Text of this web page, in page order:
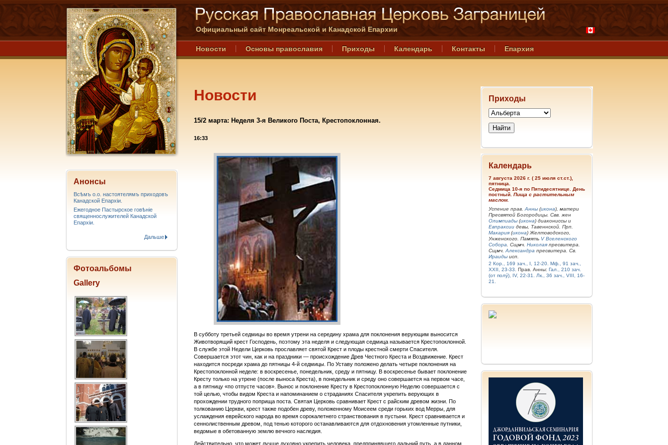
Официальный сайт Монреальской и Канадской Епархии
Новости Основы православия Приходы Календарь Контакты Епархия
Приходы
Календарь
7 августа 2026 г. ( 25 июля ст.ст.),
пятница.
Седмица 10-я по Пятидесятнице. День
постный. Пища с растительным
маслом.
Успение прав. Анны (икона), матери
Пресвятой Богородицы. Свв. жен
Олимпиады (икона) диакониссы и
Евпраксии девы, Тавеннской. Прп.
Макария (икона) Желтоводского,
Унженского. Память V Вселенского
Собора . Сщмч. Николая пресвитера.
Сщмч. Александра пресвитера. Св.
Ираиды исп.
2 Кор., 169 зач., I, 12-20. Мф., 91 зач.,
XXII, 23-33.
Прав. Анны: Гал., 210 зач.
(от полу́), IV, 22-31.
Лк., 36 зач., VIII, 16-
21.
Новости
15/2 марта: Неделя 3-я Великого Поста, Крестопоклонная.
16:33
В субботу третьей седмицы во время утрени на середину храма для поклонения верующим выносится
Животворящий крест Господень, поэтому эта неделя и следующая седмица называется Крестопоклонной.
В службе этой Недели Церковь прославляет святой Крест и плоды крестной смерти Спасителя.
Совершается этот чин, как и на праздники — происхождение Древ Честного Креста и Воздвижение. Крест
находится посреди храма до пятницы 4-й седмицы. По Уставу положено делать четыре поклонения на
Крестопоклонной неделе: в воскресенье, понедельник, среду и пятницу. В воскресенье бывает поклонение
Кресту только на утрене (после выноса Креста), в понедельник и среду оно совершается на первом часе,
а в пятницу «по отпусте часов». Вынос и поклонение Кресту в Крестопоклонную Неделю совершается с
той целью, чтобы видом Креста и напоминанием о страданиях Спасителя укрепить верующих в
прохождении трудного поприща поста. Святая Церковь сравнивает Крест с райским древом жизни. По
толкованию Церкви, крест также подобен древу, положенному Моисеем среди горьких вод Мерры, для
услаждения еврейского народа во время сорокалетнего странствования в пустыни. Крест сравнивается и
сеннолиственным древом, под тенью которого останавливаются для отдохновения утомленные путники,
ведомые в обетованную землю вечного наследия.
Действительно, что может лучше духовно укрепить человека, предпринявшего дальний путь, а в данном
Анонсы
Всѣмъ о.о. настоятелямъ приходовъ
Канадской Епархiи.
Ежегодное Пастырское говѣніе
священнослужителей Канадской
Епархіи.
Дальше
Фотоальбомы
Gallery